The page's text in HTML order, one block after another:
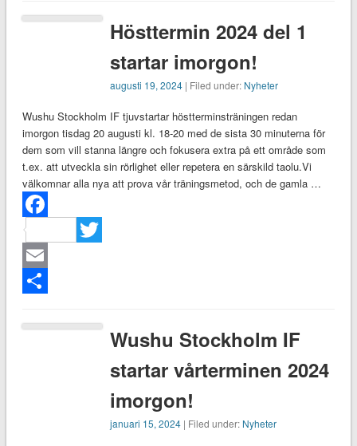
Hösttermin 2024 del 1
startar imorgon!
augusti 19, 2024 | Filed under: Nyheter
Wushu Stockholm IF tjuvstartar höstterminsträningen redan
imorgon tisdag 20 augusti kl. 18-20 med de sista 30 minuterna för
dem som vill stanna längre och fokusera extra på ett område som
t.ex. att utveckla sin rörlighet eller repetera en särskild taolu.Vi
välkomnar alla nya att prova vår träningsmetod, och de gamla …
Facebook
Twitter
Email
Wushu Stockholm IF
startar vårterminen 2024
imorgon!
januari 15, 2024 | Filed under: Nyheter